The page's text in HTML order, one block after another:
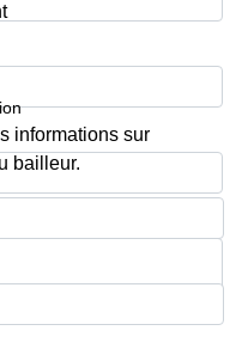
informations sur
bailleur.